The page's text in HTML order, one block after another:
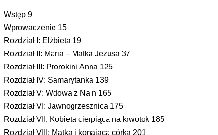
Wstęp 9
Wprowadzenie 15
Rozdział I: Elżbieta 19
Rozdział II: Maria – Matka Jezusa 37
Rozdział III: Prorokini Anna 125
Rozdział IV: Samarytanka 139
Rozdział V: Wdowa z Nain 165
Rozdział VI: Jawnogrzesznica 175
Rozdział VII: Kobieta cierpiąca na krwotok 185
Rozdział VIII: Matka i konająca córka 201